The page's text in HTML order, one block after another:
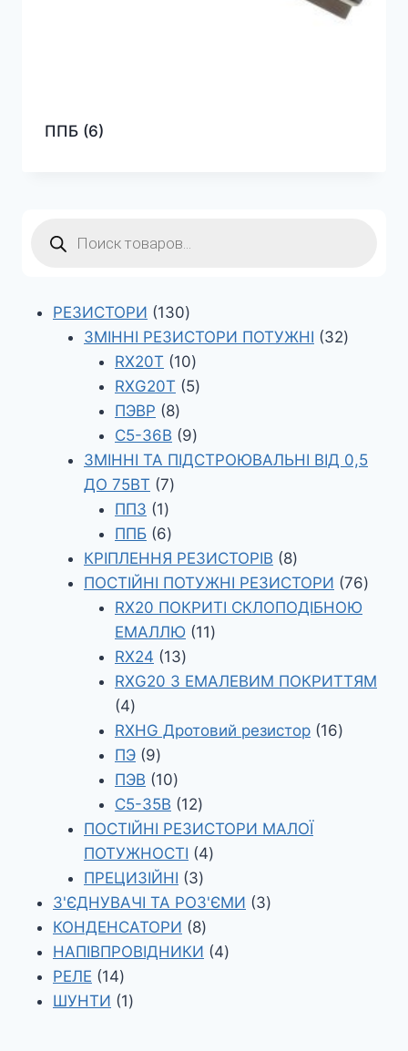
ППБ (6)
товарів
РЕЗИСТОРИ 130130
товарів
ЗМІННІ РЕЗИСТОРИ ПОТУЖНІ 3232
RX20T 1010
товарів
RXG20T 55
ПЭВР 88
товарів
С5-36В 99
товарів
ЗМІННІ ТА ПІДСТРОЮВАЛЬНІ ВІД 0,5
ДО 75ВТ 77
ПП3 11
товар
ППБ 66
товарів
КРІПЛЕННЯ РЕЗИСТОРІВ 88
товарів
ПОСТІЙНІ ПОТУЖНІ РЕЗИСТОРИ 7676
RX20 ПОКРИТІ СКЛОПОДІБНОЮ
ЕМАЛЛЮ 1111
RX24 1313
товарів
RXG20 З ЕМАЛЕВИМ ПОКРИТТЯМ
44
товари
RXHG Дротовий резистор 1616
ПЭ 99
товарів
ПЭВ 1010
товарів
С5-35В 1212
товарів
ПОСТІЙНІ РЕЗИСТОРИ МАЛОЇ
ПОТУЖНОСТІ
44
ПРЕЦИЗІЙНІ 33
товари
З'ЄДНУВАЧІ ТА РОЗ'ЄМИ 33
КОНДЕНСАТОРИ 88
товарів
НАПІВПРОВІДНИКИ 44
РЕЛЕ 1414
товарів
ШУНТИ 11